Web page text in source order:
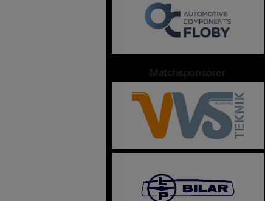
Matchsponsorer